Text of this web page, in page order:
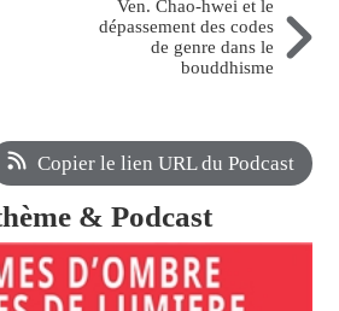
Ven. Chao-hwei et le
dépassement des codes
de genre dans le
bouddhisme
Copier le lien URL du Podcast
& Podcast